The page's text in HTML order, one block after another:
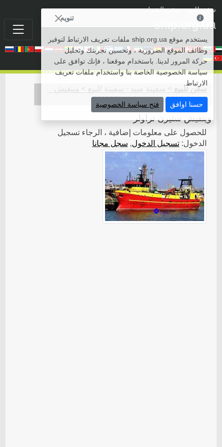
سفن للبيع• سفن الشراء
ship.org.ua
سفن للبيع سفينة صيد - سفينة للبيع
ويتفيش
ستيرن تراولر(
id4199
) 2020-04-28
ويتفيش ستيرن تراولر
للحصول على معلومات إضافية ، الرجاء تسجيل
الدخول:تسجيل الدخول, سجل مجانا
تنويه
يستخدم موقع ship.org.ua ملفات تعريف الارتباط لتوفير
وظائف الموقع الضرورية ، وتحسين تجربتك وتحليل
حركة المرور لدينا. باستخدام موقعنا ، فإنك توافق على
سياسة الخصوصية الخاصة بنا واستخدام ملفات تعريف
الارتباط.
حسنا اوافق فتح سياسة الخصوصية